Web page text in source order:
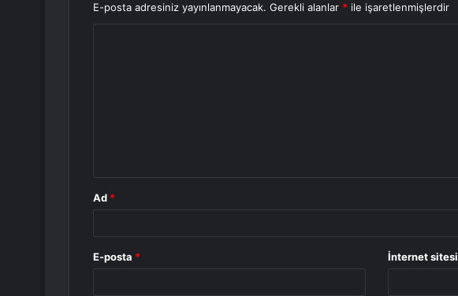
E-posta adresiniz yayınlanmayacak. Gerekli alanlar * ile işaretlenmişlerdir
Ad *
E-posta * İnternet sitesi